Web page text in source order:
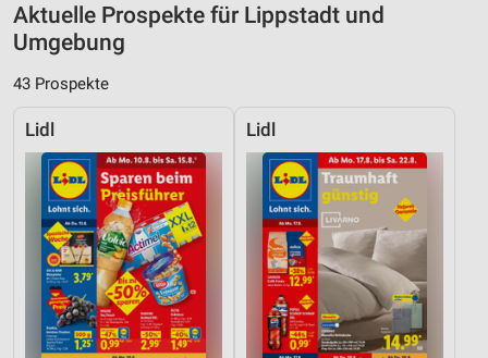
Aktuelle Prospekte für Lippstadt und
Umgebung
43 Prospekte
Lidl Lidl